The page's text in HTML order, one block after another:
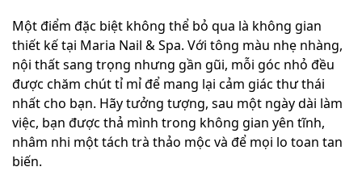
Một điểm đặc biệt không thể bỏ qua là không gian
thiết kế tại Maria Nail & Spa. Với tông màu nhẹ nhàng,
nội thất sang trọng nhưng gần gũi, mỗi góc nhỏ đều
được chăm chút tỉ mỉ để mang lại cảm giác thư thái
nhất cho bạn. Hãy tưởng tượng, sau một ngày dài làm
việc, bạn được thả mình trong không gian yên tĩnh,
nhâm nhi một tách trà thảo mộc và để mọi lo toan tan
biến.